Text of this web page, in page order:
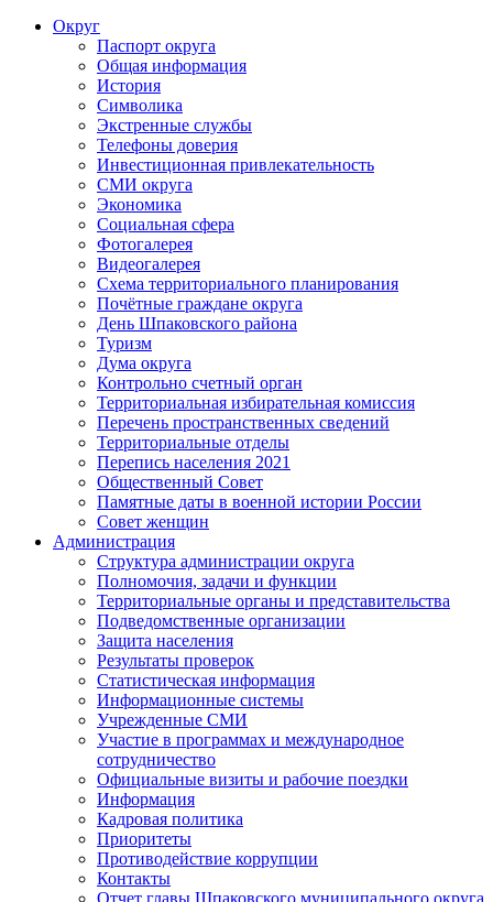
Округ
Паспорт округа
Общая информация
История
Символика
Экстренные службы
Телефоны доверия
Инвестиционная привлекательность
СМИ округа
Экономика
Социальная сфера
Фотогалерея
Видеогалерея
Схема территориального планирования
Почётные граждане округа
День Шпаковского района
Туризм
Дума округа
Контрольно счетный орган
Территориальная избирательная комиссия
Перечень пространственных сведений
Территориальные отделы
Перепись населения 2021
Общественный Совет
Памятные даты в военной истории России
Совет женщин
Администрация
Структура администрации округа
Полномочия, задачи и функции
Территориальные органы и представительства
Подведомственные организации
Защита населения
Результаты проверок
Статистическая информация
Информационные системы
Учрежденные СМИ
Участие в программах и международное
сотрудничество
Официальные визиты и рабочие поездки
Информация
Кадровая политика
Приоритеты
Противодействие коррупции
Контакты